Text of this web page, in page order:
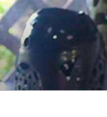
コ
ン
テ
ン
ツ
へ
ス
キ